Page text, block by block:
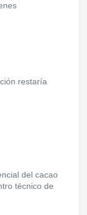
restaría
del cacao
técnico de